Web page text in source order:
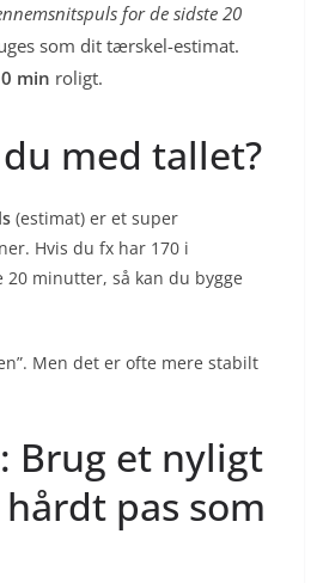
for de sidste 20
som dit tærskel-estimat.
min roligt.
med tallet?
(estimat) er et super
Hvis du fx har 170 i
minutter, så kan du bygge
Men det er ofte mere stabilt
Brug et nyligt
pas som